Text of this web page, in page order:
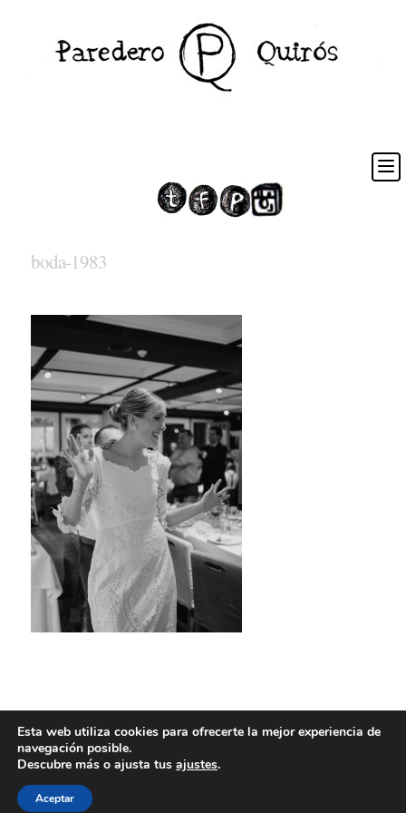
boda-1983
Esta web utiliza cookies para ofrecerte la mejor experiencia de
navegación posible.
Descubre más o ajusta tus ajustes.
Aceptar